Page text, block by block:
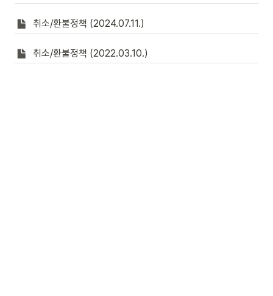
취소/환불정책 (2024.07.11.)
취소/환불정책 (2022.03.10.)